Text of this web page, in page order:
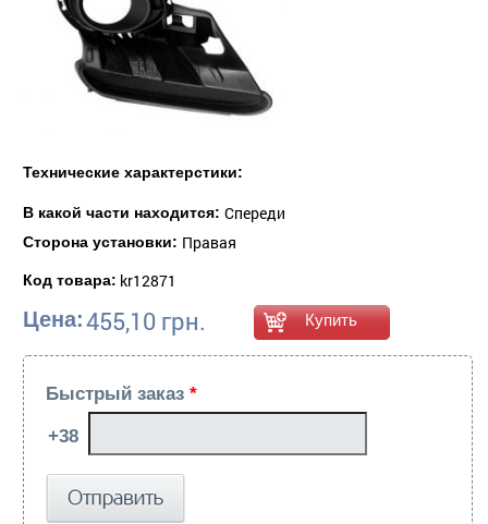
Технические характерстики:
В какой части находится: Спереди
Сторона установки: Правая
Код товара: kr12871
Цена:455,10 грн.
Быстрый заказ *